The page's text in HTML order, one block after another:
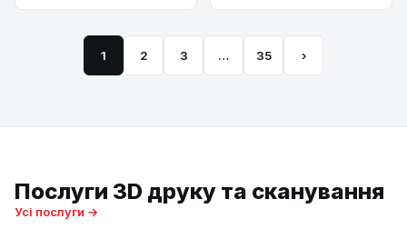
1 2 3 … 35 ›
Послуги 3D друку та сканування
Усі послуги →